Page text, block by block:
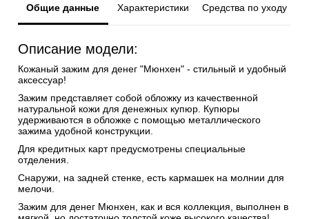
Общие данные Характеристики Средства по уходу
Описание модели:
Кожаный зажим для денег "Мюнхен" - стильный и удобный
аксессуар!
Зажим представляет собой обложку из качественной
натуральной кожи для денежных купюр. Купюры
удерживаются в обложке с помощью металлического
зажима удобной конструкции.
Для кредитных карт предусмотрены специальные
отделения.
Снаружи, на задней стенке, есть кармашек на молнии для
мелочи.
Зажим для денег Мюнхен, как и вся коллекция, выполнен в